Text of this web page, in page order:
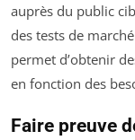
auprès du public
des tests de
permet d’obtenir
en fonction des
Faire preuve